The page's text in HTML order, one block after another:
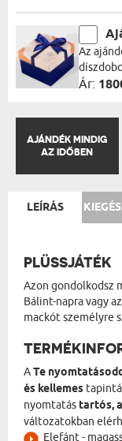
Az
Ár:
AJÁNDÉK MINDIG
AZ IDŐBEN
LEÍRÁS
PLÜSSJÁTÉK
Azon gondolkodsz
Bálint-napra vagy
mackót személyre
ATe
és kellemes
nyomtatás tartós,
változatokban
Elefánt -